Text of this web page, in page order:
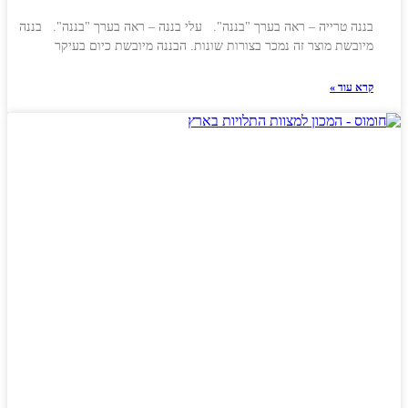
בננה טרייה – ראה בערך "בננה". עלי בננה – ראה בערך "בננה". בננה
מיובשת מוצר זה נמכר בצורות שונות. הבננה מיובשת כיום בעיקר
קרא עוד »